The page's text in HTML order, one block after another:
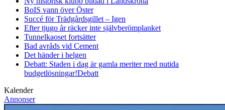
BoIS vann över Öster
Succé för Trädgårdsgillet – Igen
Efter tjugo år räcker inte självberömplanket
Tunnelkaoset fortsätter
Bad avråds vid Cement
Det händer i helgen
Debatt: Staden i dag är gamla meriter med nutida
budgetlösningar!Debatt
Kalender
Annonser